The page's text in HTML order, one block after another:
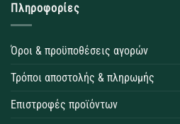
Πληροφορίες
Όροι & προϋποθέσεις αγορών
Τρόποι αποστολής & πληρωμής
Επιστροφές προϊόντων